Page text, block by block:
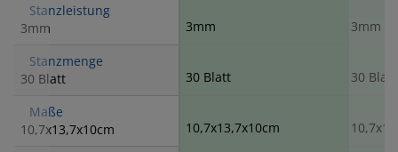
Stanzleistung
3mm
3mm 3mm
Stanzmenge
30 Blatt
30 Blatt 30 Blatt
Maße
10,7x13,7x10cm
10,7x13,7x10cm